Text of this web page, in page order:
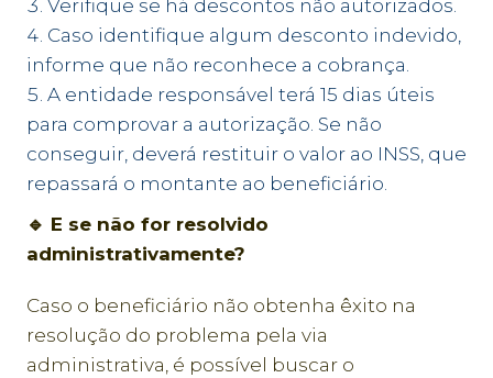
Verifique se há descontos não autorizados.
Caso identifique algum desconto indevido,
informe que não reconhece a cobrança.
A entidade responsável terá 15 dias úteis
para comprovar a autorização. Se não
conseguir, deverá restituir o valor ao INSS, que
repassará o montante ao beneficiário.
🔹 E se não for resolvido
administrativamente?
Caso o beneficiário não obtenha êxito na
resolução do problema pela via
administrativa, é possível buscar o